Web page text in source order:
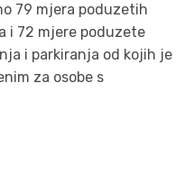
79 mjera poduzetih
i 72 mjere poduzete
i parkiranja od kojih je
za osobe s